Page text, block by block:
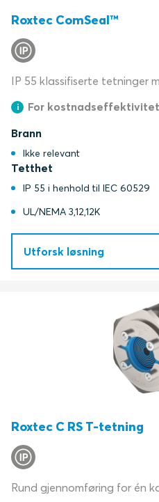
Roxtec ComSeal™
IP 55 klassifiserte tetninger
For
Brann
Ikke relevant
Tetthet
IP 55 i henhold til IEC 60529
UL/NEMA 3,12,12K
Utforsk løsning
Roxtec C RS T-tetning
Rund gjennomføring for én